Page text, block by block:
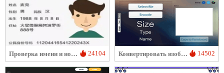
Проверка имени и номера паспорта 24104 Конвертировать изображение в Base64-кодирование 14502